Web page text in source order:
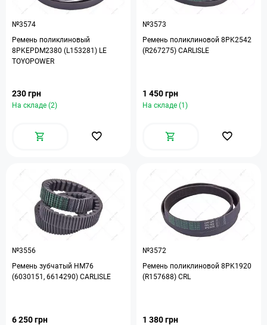
№3574
Ремень поликлиновый
8PKEPDM2380 (L153281) LE
TOYOPOWER
230 грн
На складе (2)
№3573
Ремень поликлиновой 8PK2542
(R267275) CARLISLE
1 450 грн
На складе (1)
№3556
Ремень зубчатый HM76
(6030151, 6614290) CARLISLE
6 250 грн
№3572
Ремень поликлиновой 8PK1920
(R157688) CRL
1 380 грн